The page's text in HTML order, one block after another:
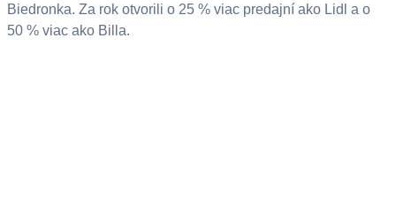
Biedronka. Za rok otvorili o 25 % viac predajní ako Lidl a o
50 % viac ako Billa.